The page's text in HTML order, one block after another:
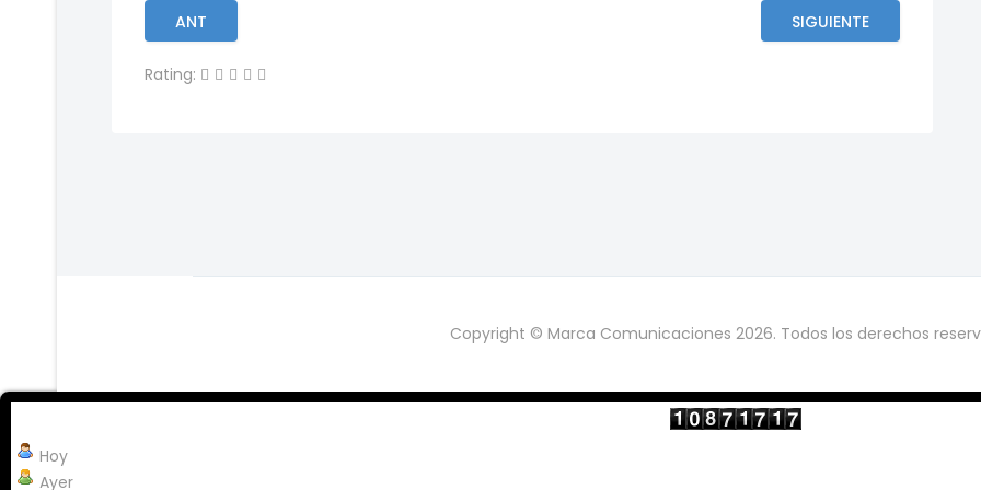
ANT SIGUIENTE
Rating:
Copyright © Marca Comunicaciones 2026. Todos los derechos
Hoy
Ayer